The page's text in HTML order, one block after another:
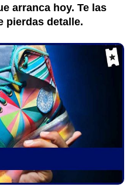
arranca hoy. Te las
pierdas detalle.